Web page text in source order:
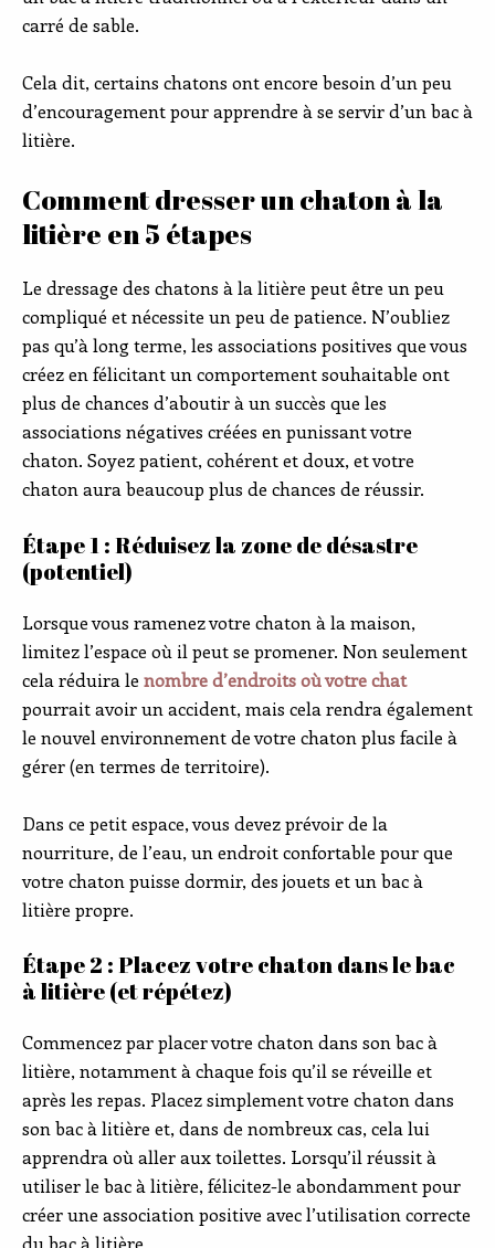
carré de sable.
Cela dit, certains chatons ont encore besoin d’un peu
d’encouragement pour apprendre à se servir d’un bac à
litière.
Comment dresser un chaton à la
litière en 5 étapes
Le dressage des chatons à la litière peut être un peu
compliqué et nécessite un peu de patience. N’oubliez
pas qu’à long terme, les associations positives que vous
créez en félicitant un comportement souhaitable ont
plus de chances d’aboutir à un succès que les
associations négatives créées en punissant votre
chaton. Soyez patient, cohérent et doux, et votre
chaton aura beaucoup plus de chances de réussir.
Étape 1 : Réduisez la zone de désastre
(potentiel)
Lorsque vous ramenez votre chaton à la maison,
limitez l’espace où il peut se promener. Non seulement
cela réduira le nombre d’endroits où votre chat
pourrait avoir un accident, mais cela rendra également
le nouvel environnement de votre chaton plus facile à
gérer (en termes de territoire).
Dans ce petit espace, vous devez prévoir de la
nourriture, de l’eau, un endroit confortable pour que
votre chaton puisse dormir, des jouets et un bac à
litière propre.
Étape 2 : Placez votre chaton dans le bac
à litière (et répétez)
Commencez par placer votre chaton dans son bac à
litière, notamment à chaque fois qu’il se réveille et
après les repas. Placez simplement votre chaton dans
son bac à litière et, dans de nombreux cas, cela lui
apprendra où aller aux toilettes. Lorsqu’il réussit à
utiliser le bac à litière, félicitez-le abondamment pour
créer une association positive avec l’utilisation correcte
du bac à litière.